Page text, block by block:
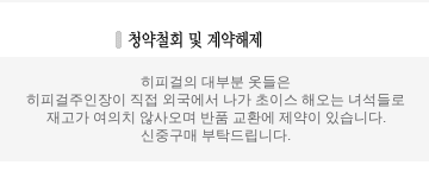
히피걸의 대부분 옷들은
히피걸주인장이 직접 외국에서 나가 초이스 해오는 녀석들로
재고가 여의치 않사오며 반품 교환에 제약이 있습니다.
신중구매 부탁드립니다.